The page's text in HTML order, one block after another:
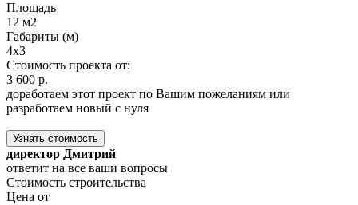
Площадь
12 м2
Габариты (м)
4х3
Стоимость проекта от:
3 600 р.
доработаем этот проект по Вашим пожеланиям или
разработаем новый с нуля
Узнать стоимость
директор Дмитрий
ответит на все ваши вопросы
Стоимость строительства
Цена от